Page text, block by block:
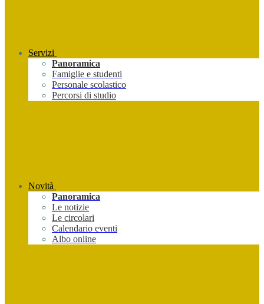
Servizi
Panoramica
Famiglie e studenti
Personale scolastico
Percorsi di studio
Novità
Panoramica
Le notizie
Le circolari
Calendario eventi
Albo online